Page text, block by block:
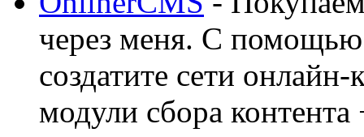
через меня. С помощью
создатите сети
модули сбора